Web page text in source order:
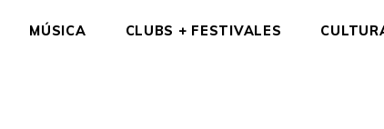
MÚSICA CLUBS + FESTIVALES